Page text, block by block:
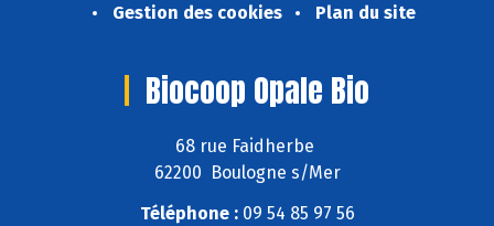
Gestion des cookies
Plan du site
Biocoop Opale Bio
68 rue Faidherbe
62200 Boulogne s/Mer
Téléphone :09 54 85 97 56